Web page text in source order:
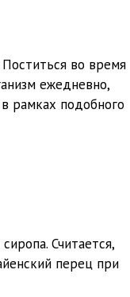
во время
ежедневно,
рамках подобного
Считается,
перец при